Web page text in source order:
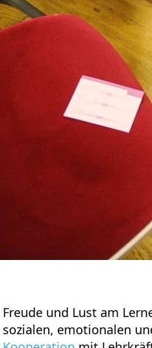
Freude und Lust am
sozialen, emotionalen